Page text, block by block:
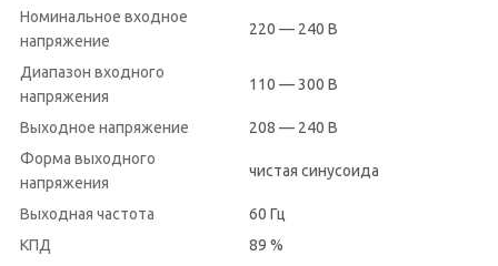
Номинальное входное
напряжение
220 — 240 В
Диапазон входного
напряжения
110 — 300 В
Выходное напряжение
208 — 240 В
Форма выходного
напряжения
чистая синусоида
Выходная частота
60 Гц
КПД
89 %